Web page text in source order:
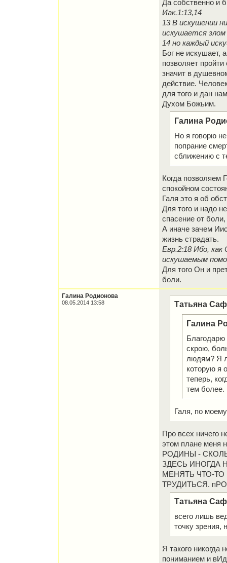
Да собственно и
Иак.1:13,14
13 В искушении
искушается
14 но каждый
Бог не искушает,
позволяет
значит в
действие.
для того и дан
Духом Божьим.
Галина
Но я говорю
попрание
сближению с
Когда позволяем
спокойном
Галя это я об
Для того и надо
спасение от
А иначе зачем
жизнь страдать.
Евр.2:18 Ибо,
искушаемым
Для того Он и
боли.
Галина Родионова
08.05.2014 13:58 Татьяна
Галина
Благодарю
скрою,
людям? Я
которую я
теперь,
тем более.
Галя, по
Про всех ничего
этом плане меня
РОДИНЫ -
ЗДЕСЬ ИНОГДА
МЕНЯТЬ ЧТО-
ТРУДИТЬСЯ.
Татьяна
всего лишь
точку зрения,
Я такого
пониманием и